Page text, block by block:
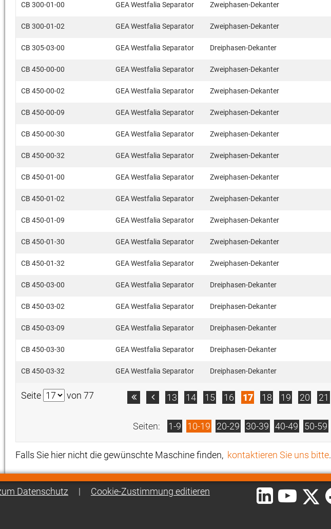
CB 300-01-00 GEA Westfalia Separator Zweiphasen-Dekanter
CB 300-01-02 GEA Westfalia Separator Zweiphasen-Dekanter
CB 305-03-00 GEA Westfalia Separator Dreiphasen-Dekanter
CB 450-00-00 GEA Westfalia Separator Zweiphasen-Dekanter
CB 450-00-02 GEA Westfalia Separator Zweiphasen-Dekanter
CB 450-00-09 GEA Westfalia Separator Zweiphasen-Dekanter
CB 450-00-30 GEA Westfalia Separator Zweiphasen-Dekanter
CB 450-00-32 GEA Westfalia Separator Zweiphasen-Dekanter
CB 450-01-00 GEA Westfalia Separator Zweiphasen-Dekanter
CB 450-01-02 GEA Westfalia Separator Zweiphasen-Dekanter
CB 450-01-09 GEA Westfalia Separator Zweiphasen-Dekanter
CB 450-01-30 GEA Westfalia Separator Zweiphasen-Dekanter
CB 450-01-32 GEA Westfalia Separator Zweiphasen-Dekanter
CB 450-03-00 GEA Westfalia Separator Dreiphasen-Dekanter
CB 450-03-02 GEA Westfalia Separator Dreiphasen-Dekanter
CB 450-03-09 GEA Westfalia Separator Dreiphasen-Dekanter
CB 450-03-30 GEA Westfalia Separator Dreiphasen-Dekanter
CB 450-03-32 GEA Westfalia Separator Dreiphasen-Dekanter
Seite von 77   13 14 15 16 17 18 19 20 21
Seiten: 1-9 10-19 20-29 30-39 40-49 50-59
Falls Sie hier nicht die gewünschte Maschine finden, kontaktieren Sie uns bitte.
Datenschutz | Cookie-Zustimmung editieren